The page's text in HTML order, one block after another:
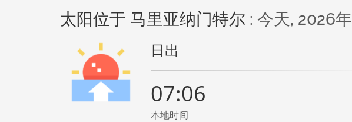
太阳位于 马里亚纳门特尔 : 今天, 2026
日出
07:06
本地时间